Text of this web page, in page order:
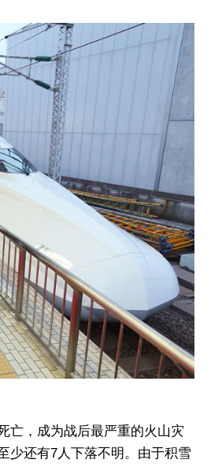
亡，成为战后最严重的火山灾
少还有7人下落不明。由于积雪